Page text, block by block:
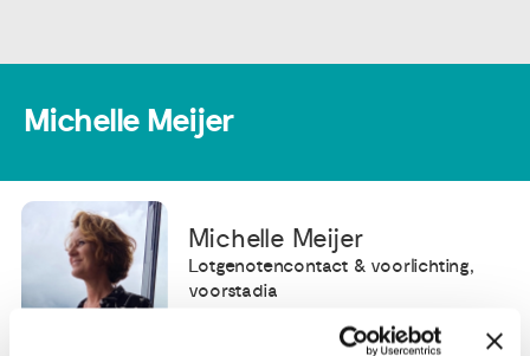
Nieuws
Michelle Meijer
Michelle Meijer
Lotgenotencontact & voorlichting,
voorstadia